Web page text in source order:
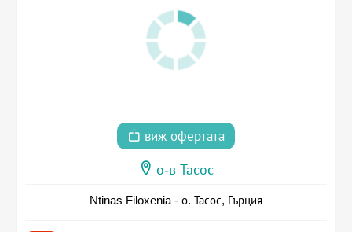
виж офертата
о-в Тасос
Ntinas Filoxenia - о. Тасос, Гърция